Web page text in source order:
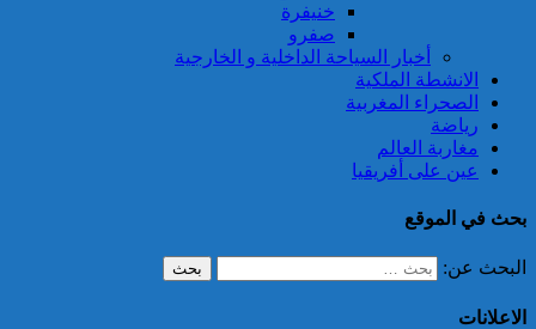
خنيفرة
صفرو
أخبار السياحة الداخلية و الخارجية
الانشطة الملكية
الصحراء المغربية
رياضة
مغاربة العالم
عين على أفريقيا
بحث في الموقع
البحث عن:
الاعلانات